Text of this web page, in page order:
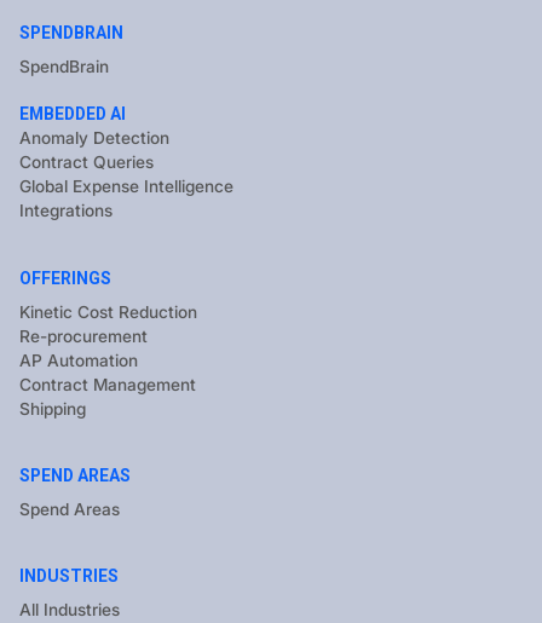
SPENDBRAIN
SpendBrain
EMBEDDED AI
Anomaly Detection
Contract Queries
Global Expense Intelligence
Integrations
OFFERINGS
Kinetic Cost Reduction
Re-procurement
AP Automation
Contract Management
Shipping
SPEND AREAS
Spend Areas
INDUSTRIES
All Industries